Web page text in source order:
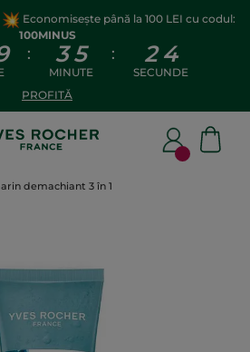
Economisește până la 100 LEI cu codul:
100MINUS
: 3 5
MINUTE
: 2 3
SECUNDE
PROFITĂ
demachiant 3 în 1